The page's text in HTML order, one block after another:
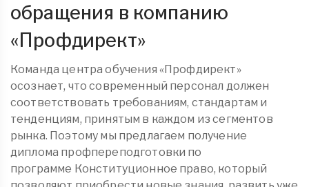
обращения в компанию
«Профдирект»
Команда центра обучения «Профдирект»
осознает, что современный персонал должен
соответствовать требованиям, стандартам и
тенденциям, принятым в каждом из сегментов
рынка. Поэтому мы предлагаем получение
диплома профпереподготовки по
программе Конституционное право, который